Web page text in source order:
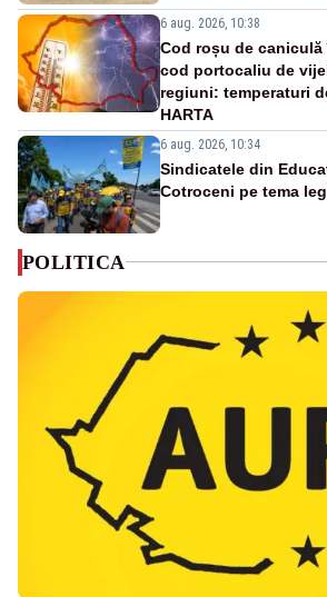
6 aug. 2026, 10:38
Cod roșu de
cod portocaliu de
regiuni: temperaturi
HARTA
6 aug. 2026, 10:34
Sindicatele din
Cotroceni pe tema
POLITICA